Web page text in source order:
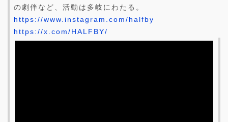
の劇伴など、活動は多岐にわたる。
https://www.instagram.com/halfby
https://x.com/HALFBY/